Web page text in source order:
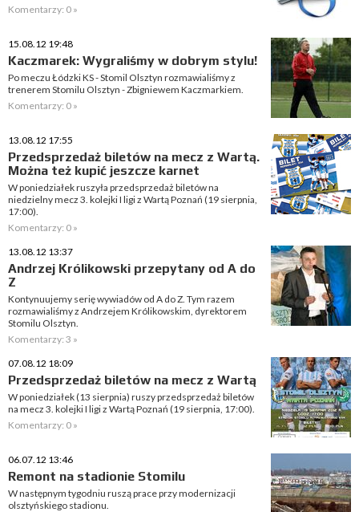
Komentarzy: 0 »
15.08.12 19:48
Kaczmarek: Wygraliśmy w dobrym stylu!
Po meczu Łódzki KS - Stomil Olsztyn rozmawialiśmy z
trenerem Stomilu Olsztyn - Zbigniewem Kaczmarkiem.
Komentarzy: 0 »
13.08.12 17:55
Przedsprzedaż biletów na mecz z Wartą.
Można też kupić jeszcze karnet
W poniedziałek ruszyła przedsprzedaż biletów na
niedzielny mecz 3. kolejki I ligi z Wartą Poznań (19 sierpnia,
17:00).
Komentarzy: 0 »
13.08.12 13:37
Andrzej Królikowski przepytany od A do
Z
Kontynuujemy serię wywiadów od A do Z. Tym razem
rozmawialiśmy z Andrzejem Królikowskim, dyrektorem
Stomilu Olsztyn.
Komentarzy: 3 »
07.08.12 18:09
Przedsprzedaż biletów na mecz z Wartą
W poniedziałek (13 sierpnia) ruszy przedsprzedaż biletów
na mecz 3. kolejki I ligi z Wartą Poznań (19 sierpnia, 17:00).
Komentarzy: 0 »
06.07.12 13:46
Remont na stadionie Stomilu
W następnym tygodniu ruszą prace przy modernizacji
olsztyńskiego stadionu.